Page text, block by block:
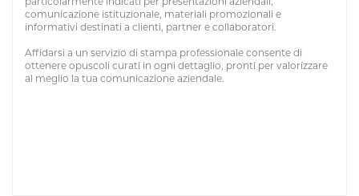
comunicazione istituzionale, materiali promozionali e
informativi destinati a clienti, partner e collaboratori.
Affidarsi a un servizio di stampa professionale consente di
ottenere opuscoli curati in ogni dettaglio, pronti per valorizzare
al meglio la tua comunicazione aziendale.